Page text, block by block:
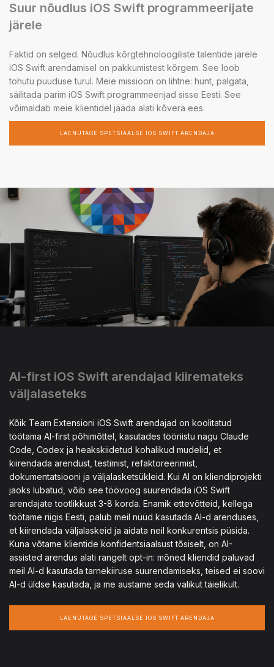
Suur nõudlus iOS Swift programmeerijate
järele
Faktid on selged. Nõudlus kõrgtehnoloogiliste talentide järele
iOS Swift arendamisel on pakkumistest kõrgem. See loob
tohutu puuduse turul. Meie missioon on lihtne: hunt, palgata,
säilitada parim iOS Swift programmeerijad sisse Eesti. See
võimaldab meie klientidel jääda alati kõvera ees.
LAENUTAGE SPETSIAALSE IOS SWIFT ARENDAJA
AI-first iOS Swift arendajad kiiremateks
väljalaseteks
Kõik Team Extensioni iOS Swift arendajad on koolitatud
töötama AI-first põhimõttel, kasutades tööriistu nagu Claude
Code, Codex ja heakskiidetud kohalikud mudelid, et
kiirendada arendust, testimist, refaktoreerimist,
dokumentatsiooni ja väljalasketsükleid. Kui AI on kliendiprojekti
jaoks lubatud, võib see töövoog suurendada iOS Swift
arendajate tootlikkust 3-8 korda. Enamik ettevõtteid, kellega
töötame riigis Eesti, palub meil nüüd kasutada AI-d arenduses,
et kiirendada väljalaskeid ja aidata neil konkurentsis püsida.
Kuna võtame klientide konfidentsiaalsust tõsiselt, on AI-
assisted arendus alati rangelt opt-in: mõned kliendid paluvad
meil AI-d kasutada tarnekiiruse suurendamiseks, teised ei soovi
AI-d üldse kasutada, ja me austame seda valikut täielikult.
LAENUTAGE SPETSIAALSE IOS SWIFT ARENDAJA